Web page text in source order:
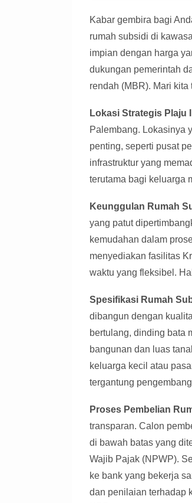
Kabar gembira bagi
rumah subsidi di
impian dengan harga
dukungan pemerintah
rendah (MBR). Mari
Lokasi Strategis Plaju
Palembang. Lokasinya
penting, seperti pusat
infrastruktur yang
terutama bagi keluarga
Keunggulan Rumah
yang patut
kemudahan dalam
menyediakan fasilitas
waktu yang fleksibel.
Spesifikasi Rumah
dibangun dengan
bertulang, dinding bata
bangunan dan luas
keluarga kecil atau
tergantung
Proses Pembelian
transparan. Calon
di bawah batas yang
Wajib Pajak (NPWP).
ke bank yang bekerja
dan penilaian terhadap